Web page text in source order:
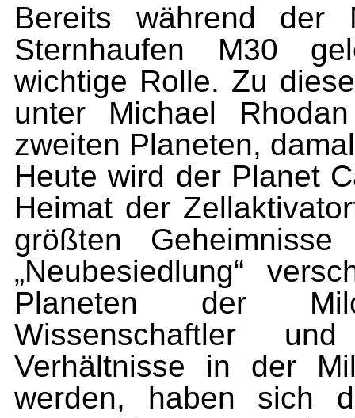
Bereits während
Sternhaufen M30
wichtige Rolle. Zu
unter Michael
zweiten Planeten,
Heute wird der Planet
Heimat der
größten
„Neubesiedlung“
Planeten der
Wissenschaftler
Verhältnisse in der
werden, haben sich